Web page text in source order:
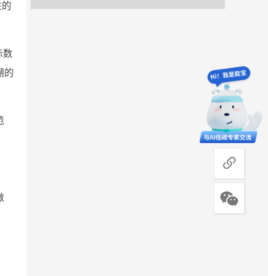
数
的